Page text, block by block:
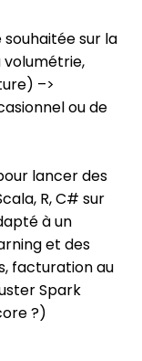
sur la
volumétrie,
–>
ou de
lancer des
R, C# sur
à un
et des
facturation au
Spark
?)